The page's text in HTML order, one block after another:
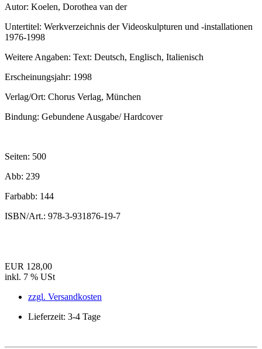
Autor: Koelen, Dorothea van der
Untertitel: Werkverzeichnis der Videoskulpturen und -installationen
1976-1998
Weitere Angaben: Text: Deutsch, Englisch, Italienisch
Erscheinungsjahr: 1998
Verlag/Ort: Chorus Verlag, München
Bindung: Gebundene Ausgabe/ Hardcover
Seiten: 500
Abb: 239
Farbabb: 144
ISBN/Art.: 978-3-931876-19-7
EUR 128,00
inkl. 7 % USt
zzgl. Versandkosten
Lieferzeit: 3-4 Tage